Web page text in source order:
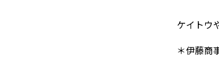
ケイトウ
＊伊藤商